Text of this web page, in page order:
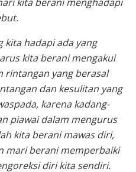
kita hadapi ada yang
kita berani mengakui
rintangan yang berasal
dan kesulitan yang
karena kadang-
piawai dalam mengurus
kita berani mawas diri,
mari berani memperbaiki
diri kita sendiri.